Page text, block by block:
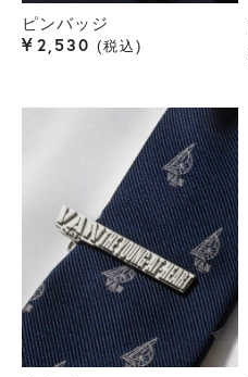
ピンバッジ
¥ 2,530 税込